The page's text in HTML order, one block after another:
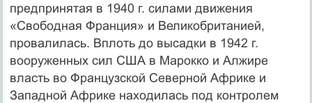
предпринятая в 1940 г. силами движения
«Свободная Франция» и Великобританией,
прова­лилась. Вплоть до высадки в 1942 г.
вооруженных сил США в Марокко и Алжире
власть во Французской Северной Африке и
Западной Африке находилась под контролем